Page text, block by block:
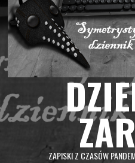
ZAPISKI Z CZASÓW